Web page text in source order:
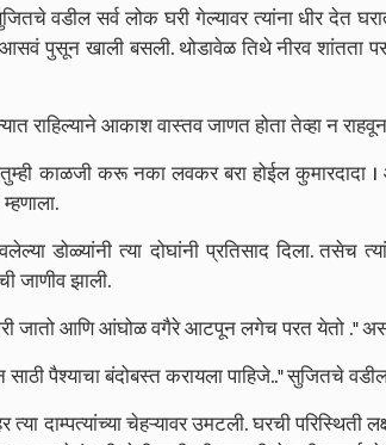
वडील सर्व लोक घरी गेल्यावर त्यांना धीर देत
पुसून खाली बसली. थोडावेळ तिथे नीरव शांतता
राहिल्याने आकाश वास्तव जाणत होता तेव्हा न
काळजी करू नका लवकर बरा होईल
डोळ्यांनी त्या दोघांनी प्रतिसाद दिला. तसेच
जाणीव झाली.
जातो आणि आंघोळ वगैरे आटपून लगेच परत येतो ."
पैश्याचा बंदोबस्त करायला पाहिजे.." सुजितचे
दाम्पत्यांच्या चेहऱ्यावर उमटली. घरची